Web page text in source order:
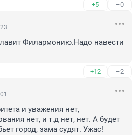
+5 –0
Филармонию.Надо навести
+12 –2
и уважения нет,
нет, и т.д нет, нет. А будет
город, зама судят. Ужас!